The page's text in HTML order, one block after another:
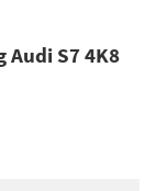
S7 4K8